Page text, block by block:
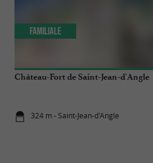
Château-Fort de Saint-Jean-d'Angle
324 m - Saint-Jean-d'Angle
Familiale